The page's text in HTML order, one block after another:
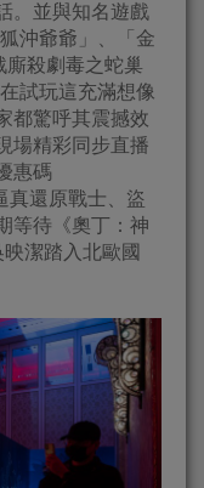
。並與知名遊戲
沖爺爺」、「金
廝殺劇毒之蛇巢
試玩這充滿想像
都驚呼其震撼效
場精彩同步直播
惠碼
真還原戰士、盜
等待《奧丁：神
潔踏入北歐國